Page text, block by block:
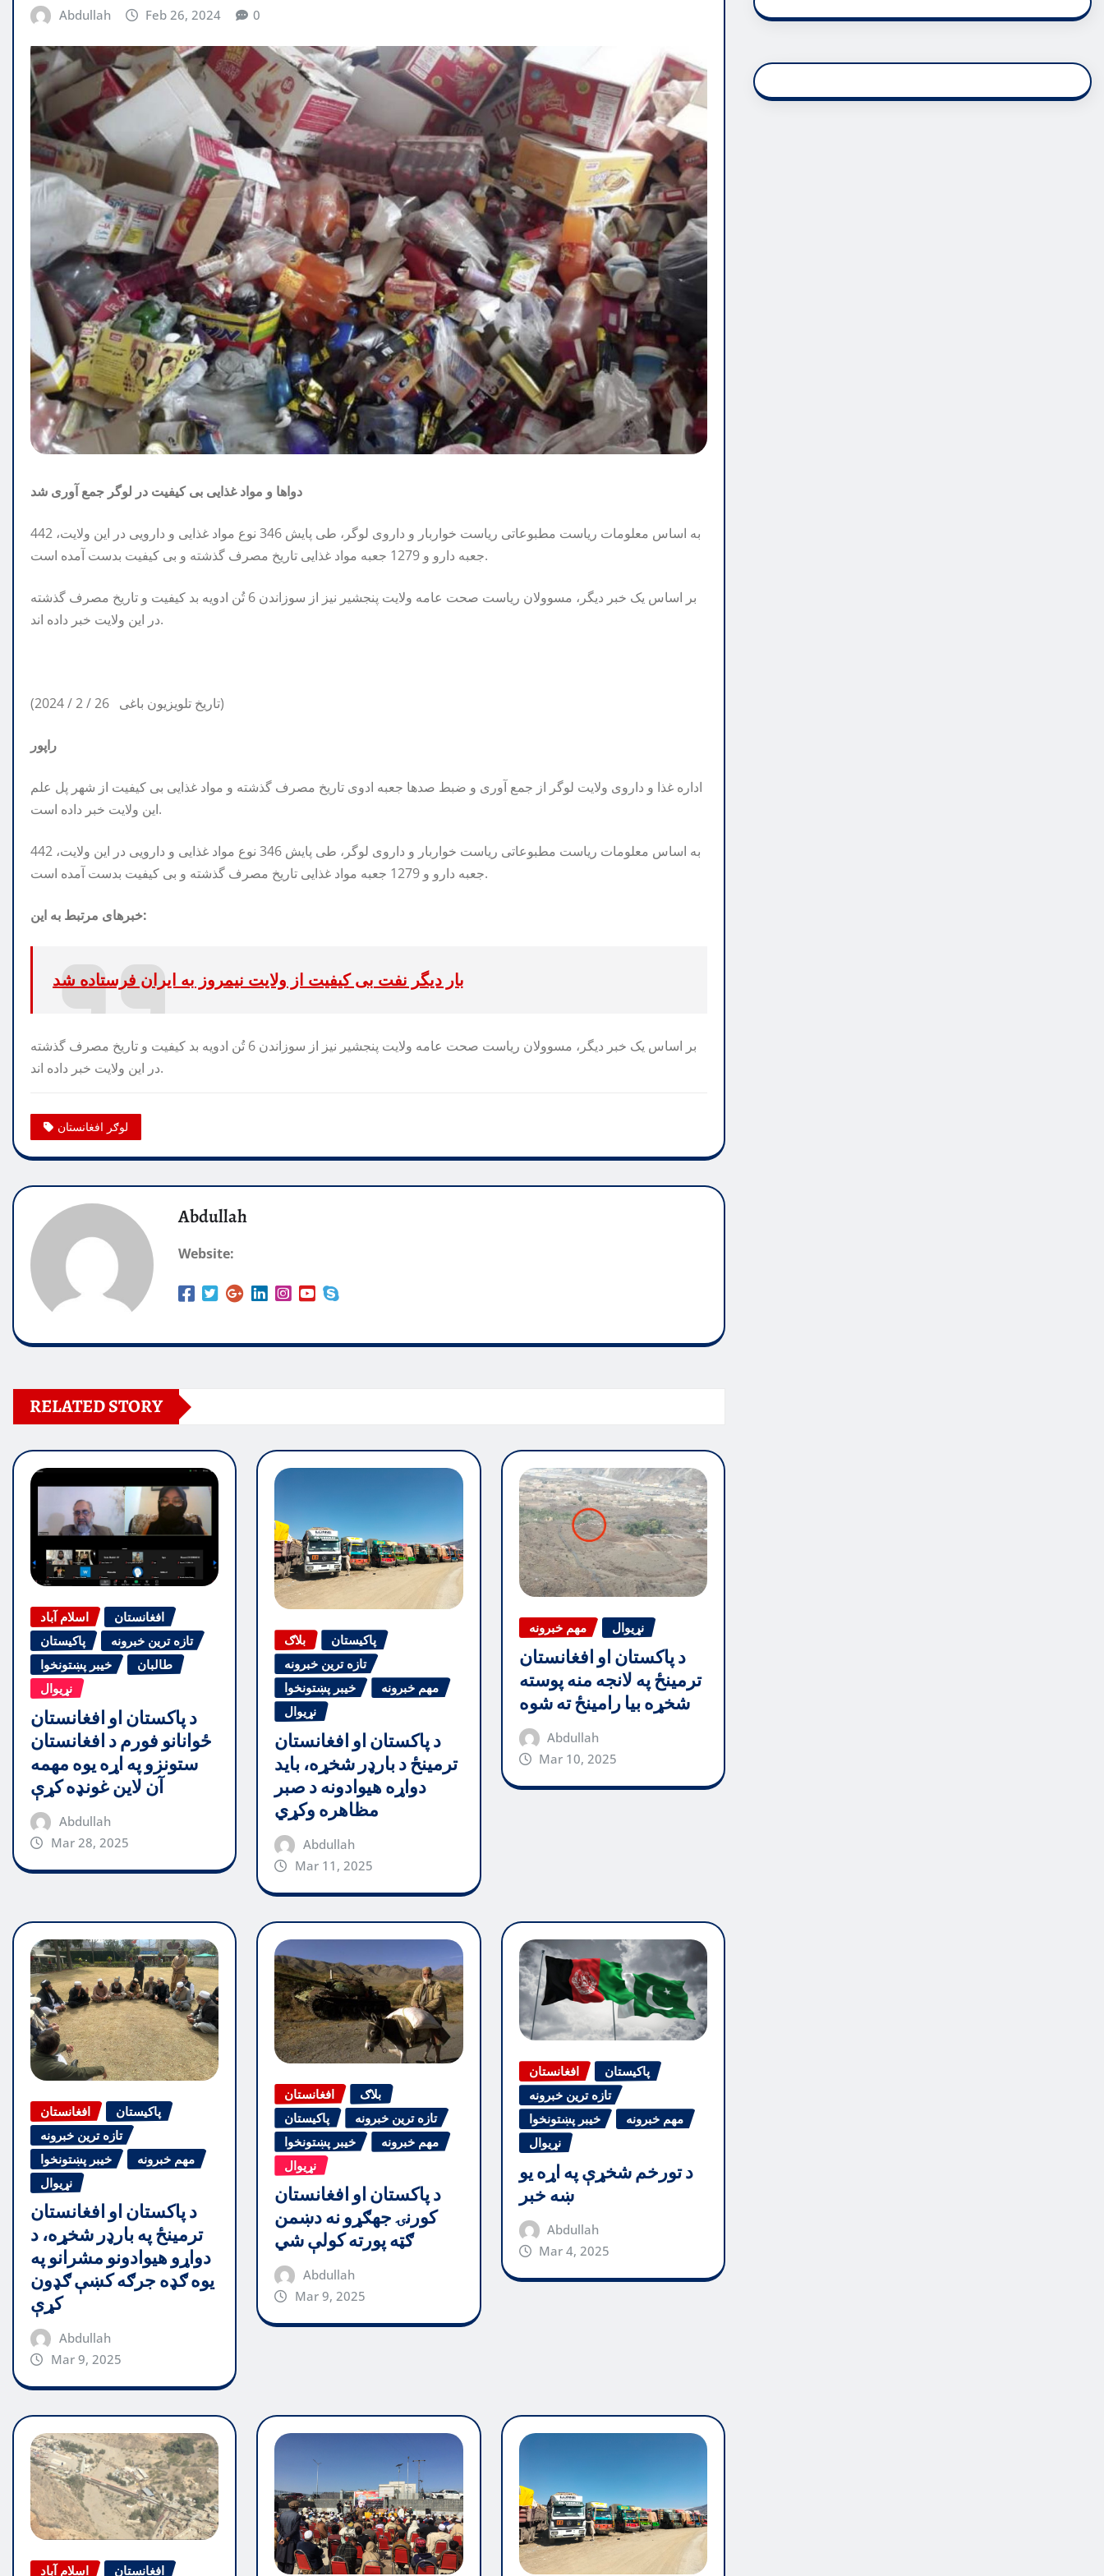
Abdullah Feb 26, 2024 0
دواها و مواد غذایی بی کیفیت در لوگر جمع آوری شد
به اساس معلومات ریاست مطبوعاتی ریاست خواربار و داروی لوگر، طی پایش 346 نوع مواد غذایی و دارویی در این ولایت، 442
جعبه دارو و 1279 جعبه مواد غذایی تاریخ مصرف گذشته و بی کیفیت بدست آمده است.
بر اساس یک خبر دیگر، مسوولان ریاست صحت عامه ولایت پنجشیر نیز از سوزاندن 6 تُن ادویه بد کیفیت و تاریخ مصرف گذشته
در این ولایت خبر داده اند.
(2024 / 2 / 26 تاریخ تلویزیون باغی)
اداره غذا و داروی ولایت لوگر از جمع آوری و ضبط صدها جعبه ادوی تاریخ مصرف گذشته و مواد غذایی بی کیفیت از شهر پل علم
این ولایت خبر داده است.
به اساس معلومات ریاست مطبوعاتی ریاست خواربار و داروی لوگر، طی پایش 346 نوع مواد غذایی و دارویی در این ولایت، 442
جعبه دارو و 1279 جعبه مواد غذایی تاریخ مصرف گذشته و بی کیفیت بدست آمده است.
خبرهای مرتبط به این:
بار دیگر نفت بی کیفیت از ولایت نیمروز به ایران فرستاده شد
بر اساس یک خبر دیگر، مسوولان ریاست صحت عامه ولایت پنجشیر نیز از سوزاندن 6 تُن ادویه بد کیفیت و تاریخ مصرف گذشته
در این ولایت خبر داده اند.
لوګر افغانستان
Abdullah
Website:
RELATED STORY
اسلام آباد
افغانستان
پاکیستان
تازه ترین خبرونه
خیبر پښتونخوا
طالبان
نړیوال
د پاکستان او افغانستان
ځوانانو فورم د افغانستان
ستونزو په اړه یوه مهمه
آن لاین غونډه کړې
Abdullah
Mar 28, 2025
بلاګ
پاکیستان
تازه ترین خبرونه
خیبر پښتونخوا
مهم خبرونه
نړیوال
د پاکستان او افغانستان
ترمینځ د بارډر شخړه، باید
دواړه هیوادونه د صبر
مظاهره وکړي
Abdullah
Mar 11, 2025
مهم خبرونه نړیوال
د پاکستان او افغانستان
ترمینځ په لانجه منه پوسته
شخړه بیا رامینځ ته شوه
Abdullah
Mar 10, 2025
افغانستان
پاکیستان
تازه ترین خبرونه
خیبر پښتونخوا
مهم خبرونه
نړیوال
د پاکستان او افغانستان
ترمینځ په بارډر شخړه، د
دواړو هیوادونو مشرانو په
یوه ګډه جرګه کښې ګډون
کړې
Abdullah
Mar 9, 2025
افغانستان
بلاګ
پاکیستان
تازه ترین خبرونه
خیبر پښتونخوا
مهم خبرونه
نړیوال
د پاکستان او افغانستان
کورنۍ جهګړو نه دښمن
ګټه پورته کولې شي
Abdullah
Mar 9, 2025
افغانستان
پاکیستان
تازه ترین خبرونه
خیبر پښتونخوا
مهم خبرونه
نړیوال
د تورخم شخړې په اړه یو
ښه خبر
Abdullah
Mar 4, 2025
اسلام آباد افغانستان